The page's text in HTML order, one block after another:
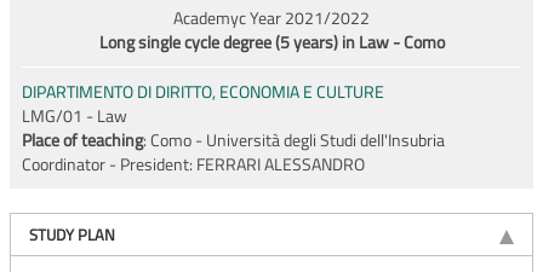
DELL'INSUBRIA
Academyc Year 2021/2022
Long single cycle degree (5 years) in Law - Como
DIPARTIMENTO DI DIRITTO, ECONOMIA E CULTURE
LMG/01 - Law
Place of teaching: Como - Università degli Studi dell'Insubria
Coordinator - President: FERRARI ALESSANDRO
STUDY PLAN